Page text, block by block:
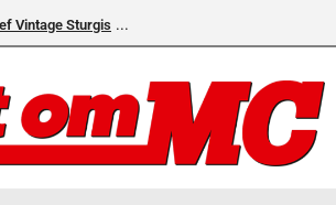
Sturgis Premiär för Östgöta Dundret